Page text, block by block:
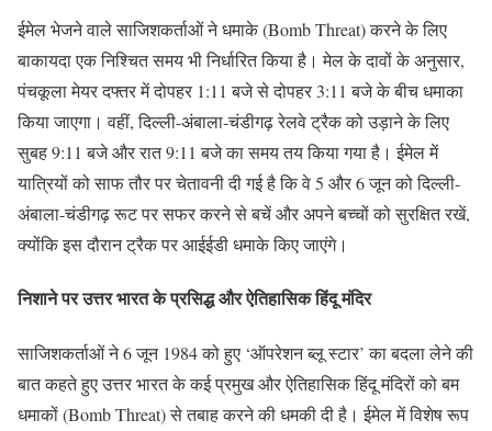
ईमेल भेजने वाले साजिशकर्ताओं ने धमाके (Bomb Threat) करने के लिए
बाकायदा एक निश्चित समय भी निर्धारित किया है। मेल के दावों के अनुसार,
पंचकूला मेयर दफ्तर में दोपहर 1:11 बजे से दोपहर 3:11 बजे के बीच धमाका
किया जाएगा। वहीं, दिल्ली-अंबाला-चंडीगढ़ रेलवे ट्रैक को उड़ाने के लिए
सुबह 9:11 बजे और रात 9:11 बजे का समय तय किया गया है। ईमेल में
यात्रियों को साफ तौर पर चेतावनी दी गई है कि वे 5 और 6 जून को दिल्ली-
अंबाला-चंडीगढ़ रूट पर सफर करने से बचें और अपने बच्चों को सुरक्षित रखें,
क्योंकि इस दौरान ट्रैक पर आईईडी धमाके किए जाएंगे।
निशाने पर उत्तर भारत के प्रसिद्ध और ऐतिहासिक हिंदू मंदिर
साजिशकर्ताओं ने 6 जून 1984 को हुए ‘ऑपरेशन ब्लू स्टार’ का बदला लेने की
बात कहते हुए उत्तर भारत के कई प्रमुख और ऐतिहासिक हिंदू मंदिरों को बम
धमाकों (Bomb Threat) से तबाह करने की धमकी दी है। ईमेल में विशेष रूप